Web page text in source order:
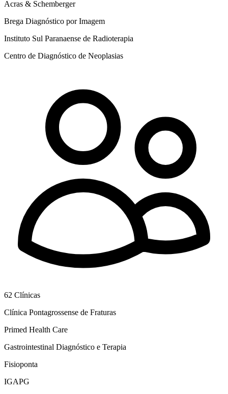
Acras & Schemberger
Brega Diagnóstico por Imagem
Instituto Sul Paranaense de Radioterapia
Centro de Diagnóstico de Neoplasias
62 Clínicas
Clínica Pontagrossense de Fraturas
Primed Health Care
Gastrointestinal Diagnóstico e Terapia
Fisioponta
IGAPG